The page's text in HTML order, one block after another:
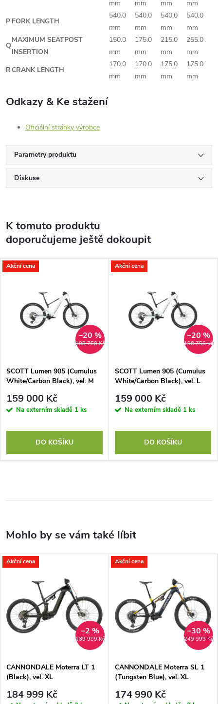
mm
mm
mm
mm
P FORK LENGTH
540.0
mm
540.0
mm
540.0
mm
540.0
mm
Q
MAXIMUM SEATPOST
INSERTION
150.0
mm
175.0
mm
215.0
mm
255.0
mm
RCRANK LENGTH
170.0
mm
170.0
mm
175.0
mm
175.0
mm
Odkazy & Ke stažení
Oficiální stránky výrobce
Parametry produktu
Diskuse
K tomuto produktu
doporučujeme ještě dokoupit
Akční cena
198 750 Kč
–20 %
SCOTT Lumen 905 (Cumulus
White/Carbon Black), vel. M
159 000 Kč
Na externím skladě 1 ks
DO KOŠÍKU
Akční cena
198 750 Kč
–20 %
SCOTT Lumen 905 (Cumulus
White/Carbon Black), vel. L
159 000 Kč
Na externím skladě 1 ks
DO KOŠÍKU
Akční cena
189 999 Kč
–2 %
CANNONDALE Moterra LT 1
(Black), vel. XL
184 999 Kč
Akční cena
249 999 Kč
–30 %
CANNONDALE Moterra SL 1
(Tungsten Blue), vel. XL
174 990 Kč